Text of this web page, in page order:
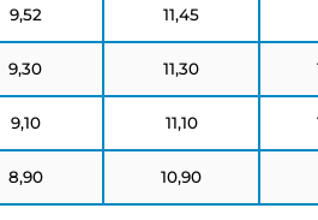
9,52 11,45
9,30 11,30
9,10 11,10
8,90 10,90